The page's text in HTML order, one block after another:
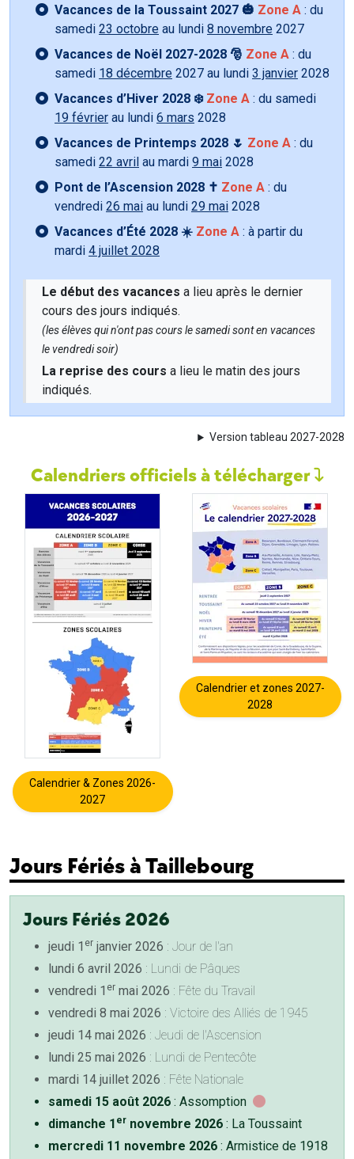
Vacances de la Toussaint 2027 🎃 Zone A : du
samedi 23 octobre au lundi 8 novembre 2027
Vacances de Noël 2027-2028 🎅 Zone A : du
samedi 18 décembre 2027 au lundi 3 janvier 2028
Vacances d’Hiver 2028 ❄️ Zone A : du samedi
19 février au lundi 6 mars 2028
Vacances de Printemps 2028 🌷 Zone A : du
samedi 22 avril au mardi 9 mai 2028
Pont de l’Ascension 2028 ✝️ Zone A : du
vendredi 26 mai au lundi 29 mai 2028
Vacances d’Été 2028 ☀️ Zone A : à partir du
mardi 4 juillet 2028
Le début des vacances a lieu après le dernier
cours des jours indiqués.
(les élèves qui n'ont pas cours le samedi sont en vacances
le vendredi soir)
La reprise des cours a lieu le matin des jours
indiqués.
Version tableau 2027-2028
Calendriers officiels à télécharger
Calendrier & Zones 2026-
2027
Calendrier et zones 2027-
2028
Jours Fériés à Taillebourg
Jours Fériés 2026
jeudi 1 er janvier 2026 : Jour de l'an
lundi 6 avril 2026 : Lundi de Pâques
vendredi 1 er mai 2026 : Fête du Travail
vendredi 8 mai 2026 : Victoire des Alliés de 1945
jeudi 14 mai 2026 : Jeudi de l'Ascension
lundi 25 mai 2026 : Lundi de Pentecôte
mardi 14 juillet 2026 : Fête Nationale
samedi 15 août 2026 : Assomption
dimanche 1 er novembre 2026 : La Toussaint
mercredi 11 novembre 2026 : Armistice de 1918